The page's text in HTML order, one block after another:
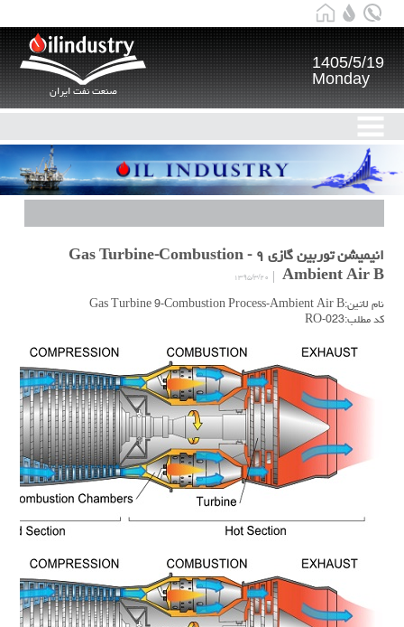
صنعت نفت ایران
1405/5/19
Monday
انیمیشن توربین گازی ۹ Gas Turbine-Combustion -
Ambient Air B
۱۳۹۵/۳/۲۰
نام لاتین:Gas Turbine 9-Combustion Process-Ambient Air B
کد مطلب:RO-023